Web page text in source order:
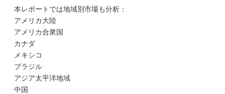
本レポートでは地域別市場も分析：
アメリカ大陸
アメリカ合衆国
カナダ
メキシコ
ブラジル
アジア太平洋地域
中国